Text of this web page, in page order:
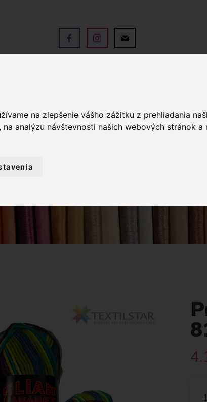
na zlepšenie vášho zážitku z prehliadania
analýzu návštevnosti našich webových stránok